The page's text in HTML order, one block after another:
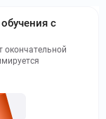
с
окончательной